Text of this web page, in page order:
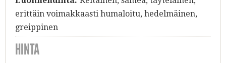
erittäin voimakkaasti humaloitu, hedelmäinen,
greippinen
HINTA